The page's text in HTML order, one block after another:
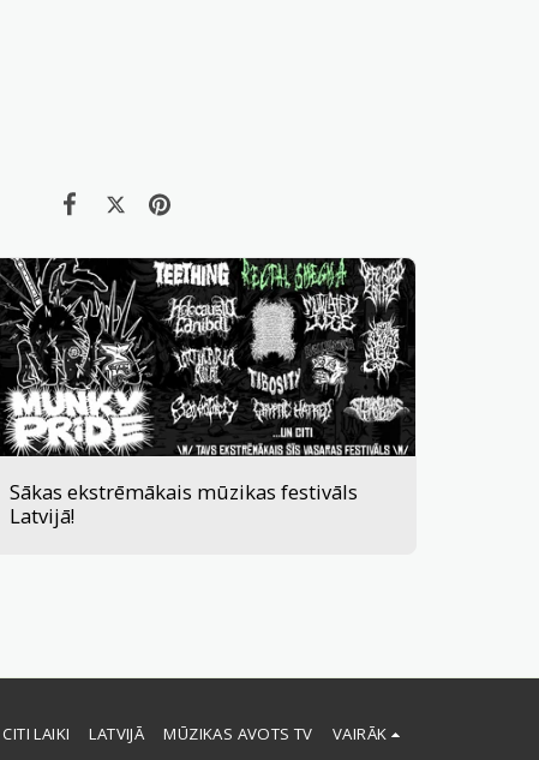
Sākas ekstrēmākais mūzikas festivāls
Latvijā!
CITI LAIKI LATVIJĀ MŪZIKAS AVOTS TV VAIRĀK